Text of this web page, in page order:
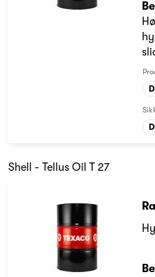
Shell - Tellus Oil T 27